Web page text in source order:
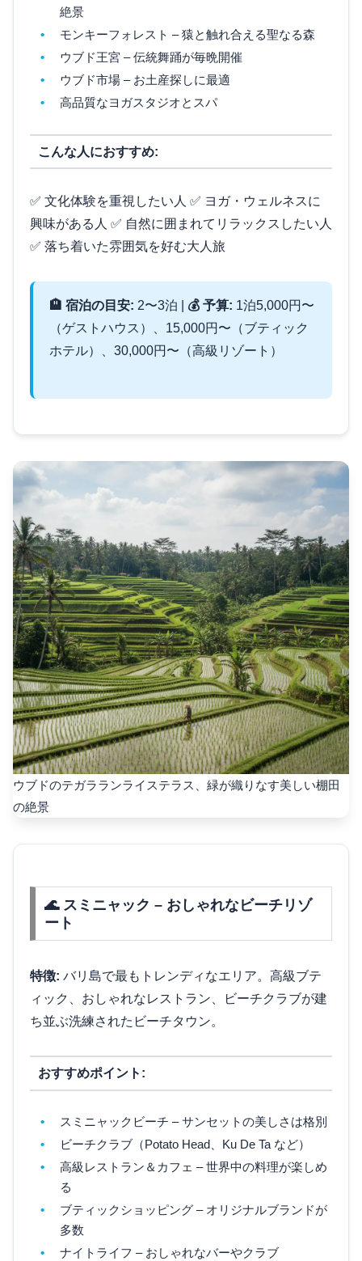
絶景
モンキーフォレスト – 猿と触れ合える聖なる森
ウブド王宮 – 伝統舞踊が毎晩開催
ウブド市場 – お土産探しに最適
高品質なヨガスタジオとスパ
こんな人におすすめ:
✅ 文化体験を重視したい人 ✅ ヨガ・ウェルネスに
興味がある人 ✅ 自然に囲まれてリラックスしたい人
✅ 落ち着いた雰囲気を好む大人旅
🏨 宿泊の目安: 2〜3泊 | 💰 予算: 1泊5,000円〜
（ゲストハウス）、15,000円〜（ブティック
ホテル）、30,000円〜（高級リゾート）
ウブドのテガラランライステラス、緑が織りなす美しい棚田
の絶景
🌊 スミニャック – おしゃれなビーチリゾ
ート
特徴: バリ島で最もトレンディなエリア。高級ブテ
ィック、おしゃれなレストラン、ビーチクラブが建
ち並ぶ洗練されたビーチタウン。
おすすめポイント:
スミニャックビーチ – サンセットの美しさは格別
ビーチクラブ（Potato Head、Ku De Ta など）
高級レストラン＆カフェ – 世界中の料理が楽しめ
る
ブティックショッピング – オリジナルブランドが
多数
ナイトライフ – おしゃれなバーやクラブ